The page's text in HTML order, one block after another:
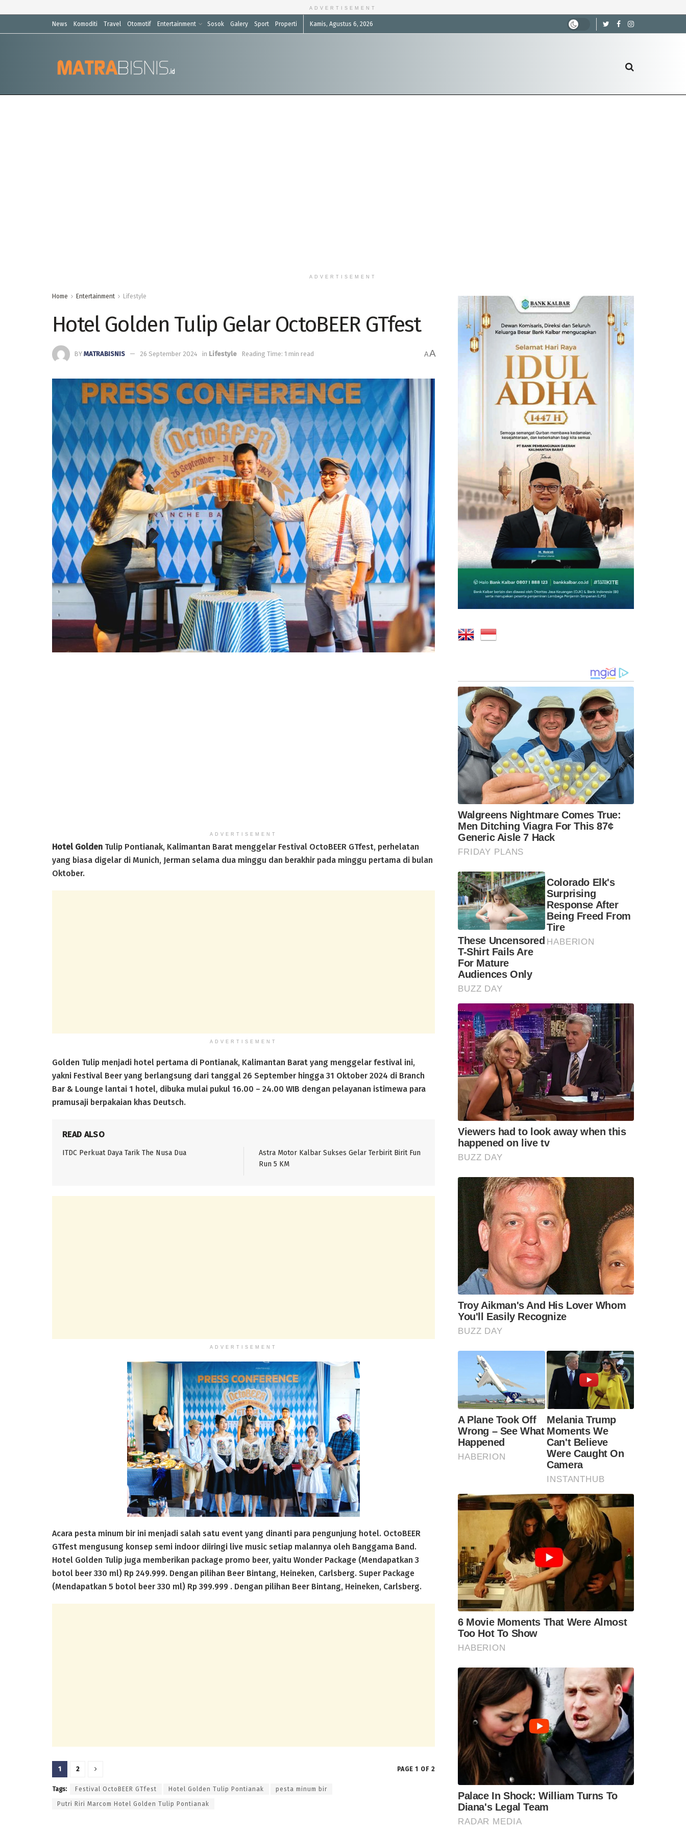
ADVERTISEMENT
News Komoditi Travel Otomotif Entertainment Sosok Galery Sport Properti Kamis, Agustus 6, 2026
ADVERTISEMENT
Home Entertainment Lifestyle
Hotel Golden Tulip Gelar OctoBEER GTfest
BY MATRABISNIS 26 September 2024 in Lifestyle Reading Time: 1 min read AA
ADVERTISEMENT
Hotel Golden Tulip Pontianak, Kalimantan Barat menggelar Festival OctoBEER GTfest, perhelatan
yang biasa digelar di Munich, Jerman selama dua minggu dan berakhir pada minggu pertama di bulan
Oktober.
ADVERTISEMENT
Golden Tulip menjadi hotel pertama di Pontianak, Kalimantan Barat yang menggelar festival ini,
yakni Festival Beer yang berlangsung dari tanggal 26 September hingga 31 Oktober 2024 di Branch
Bar & Lounge lantai 1 hotel, dibuka mulai pukul 16.00 – 24.00 WIB dengan pelayanan istimewa para
pramusaji berpakaian khas Deutsch.
READ ALSO
ITDC Perkuat Daya Tarik The Nusa Dua
Astra Motor Kalbar Sukses Gelar Terbirit Birit Fun
Run 5 KM
ADVERTISEMENT
Acara pesta minum bir ini menjadi salah satu event yang dinanti para pengunjung hotel. OctoBEER
GTfest mengusung konsep semi indoor diiringi live music setiap malannya oleh Banggama Band.
Hotel Golden Tulip juga memberikan package promo beer, yaitu Wonder Package (Mendapatkan 3
botol beer 330 ml) Rp 249.999. Dengan pilihan Beer Bintang, Heineken, Carlsberg. Super Package
(Mendapatkan 5 botol beer 330 ml) Rp 399.999 . Dengan pilihan Beer Bintang, Heineken, Carlsberg.
PAGE 1 OF 2
1 2
Tags: Festival OctoBEER GTfest Hotel Golden Tulip Pontianak pesta minum bir
Putri Riri Marcom Hotel Golden Tulip Pontianak